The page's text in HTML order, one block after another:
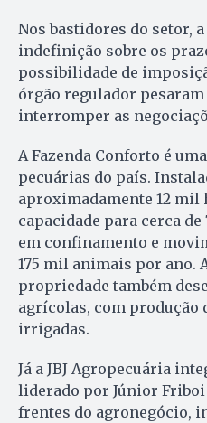
Nos bastidores do setor,
indefinição sobre os
possibilidade de
órgão regulador pesaram
interromper as
A Fazenda Conforto é
pecuárias do país.
aproximadamente 12 mil
capacidade para cerca de
em confinamento e
175 mil animais por ano.
propriedade também
agrícolas, com produção
irrigadas.
Já a JBJ Agropecuária
liderado por Júnior Friboi
frentes do agronegócio,